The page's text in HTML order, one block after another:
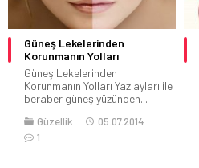
Fahriye Evcen’in Göz
Kamaştıran Güzelliğinin Sırrı
Fahriye Evcen’in Güzellik
Önerileri Fahriye Evcen
dünyanın önde gelen kozmetik...
Güzellik
09.10.2016
0